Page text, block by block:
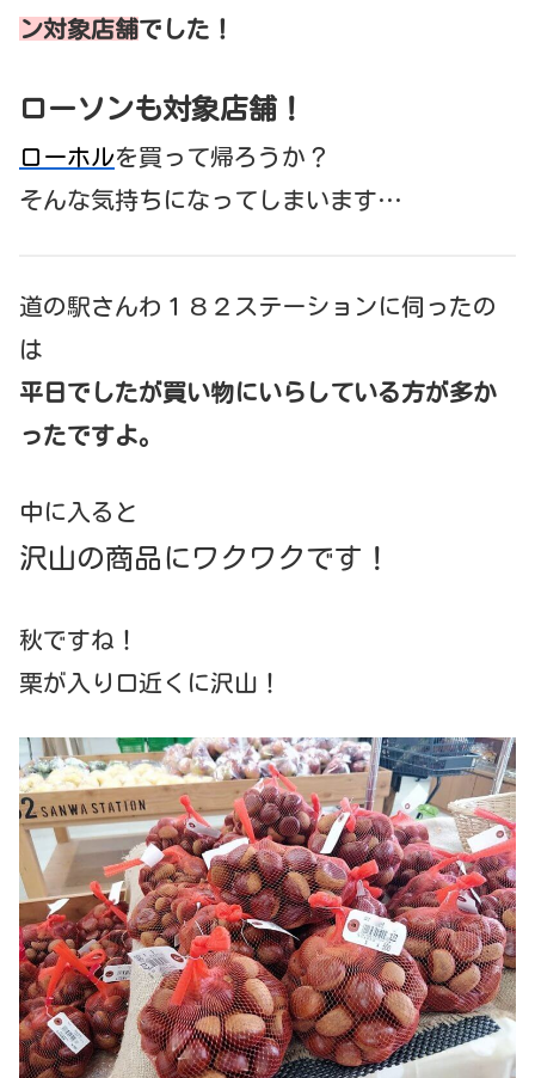
ン対象店舗でした！
ローソンも対象店舗！
ローホルを買って帰ろうか？
そんな気持ちになってしまいます…
道の駅さんわ１８２ステーションに伺ったの
は
平日でしたが買い物にいらしている方が多か
ったですよ。
中に入ると
沢山の商品にワクワクです！
秋ですね！
栗が入り口近くに沢山！